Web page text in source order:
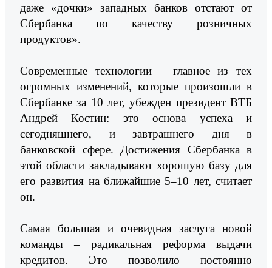
даже «дочки» западных банков отстают от
Сбербанка по качеству розничных
продуктов».
Современные технологии – главное из тех
огромных изменений, которые произошли в
Сбербанке за 10 лет, убежден президент ВТБ
Андрей Костин: это основа успеха и
сегодняшнего, и завтрашнего дня в
банковской сфере. Достижения Сбербанка в
этой области закладывают хорошую базу для
его развития на ближайшие 5–10 лет, считает
он.
Самая большая и очевидная заслуга новой
команды – радикальная реформа выдачи
кредитов. Это позволило постоянно